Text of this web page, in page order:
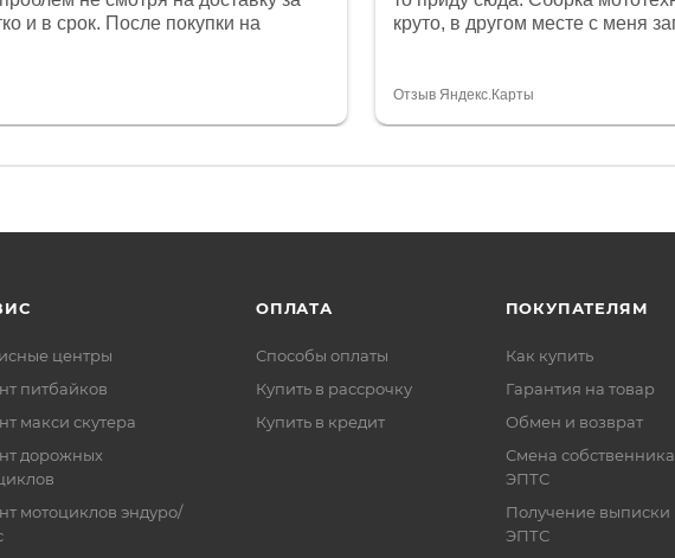
и в срок. После покупки на
этом представители магазина
в итоге проблема была решена.
к клиенту после
круто, в другом месте с меня
спасибо отдельное, всегда на
Отзыв Яндекс.Карты
центры
питбайков
макси скутера
дорожных
мотоциклов эндуро/
ОПЛАТА
Способы оплаты
Купить в рассрочку
Купить в кредит
ПОКУПАТЕЛЯМ
Как купить
Гарантия на товар
Обмен и возврат
Смена
ЭПТС
Получение выписки
ЭПТС